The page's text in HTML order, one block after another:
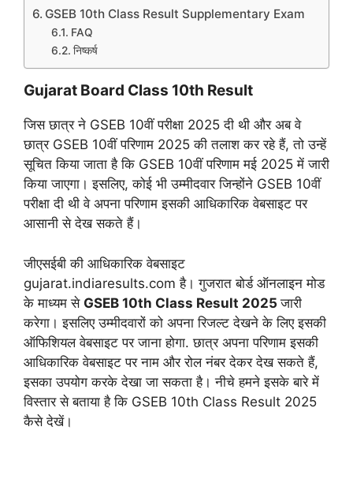
GSEB 10th Class Result Supplementary Exam
FAQ
निष्कर्ष
Gujarat Board Class 10th Result
जिस छात्र ने GSEB 10वीं परीक्षा 2025 दी थी और अब वे
छात्र GSEB 10वीं परिणाम 2025 की तलाश कर रहे हैं, तो उन्हें
सूचित किया जाता है कि GSEB 10वीं परिणाम मई 2025 में जारी
किया जाएगा। इसलिए, कोई भी उम्मीदवार जिन्होंने GSEB 10वीं
परीक्षा दी थी वे अपना परिणाम इसकी आधिकारिक वेबसाइट पर
आसानी से देख सकते हैं।
जीएसईबी की आधिकारिक वेबसाइट
gujarat.indiaresults.com है। गुजरात बोर्ड ऑनलाइन मोड
के माध्यम से GSEB 10th Class Result 2025जारी
करेगा। इसलिए उम्मीदवारों को अपना रिजल्ट देखने के लिए इसकी
ऑफिशियल वेबसाइट पर जाना होगा. छात्र अपना परिणाम इसकी
आधिकारिक वेबसाइट पर नाम और रोल नंबर देकर देख सकते हैं,
इसका उपयोग करके देखा जा सकता है। नीचे हमने इसके बारे में
विस्तार से बताया है कि GSEB 10th Class Result 2025
कैसे देखें।